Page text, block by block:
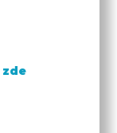
zde